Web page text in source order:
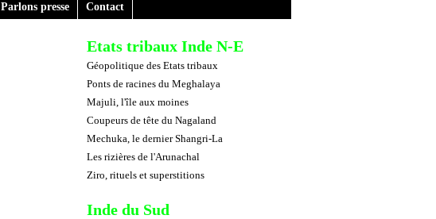
Parlons presse Contact
Etats tribaux Inde N-E
Géopolitique des Etats tribaux
Ponts de racines du Meghalaya
Majuli, l'île aux moines
Coupeurs de tête du Nagaland
Mechuka, le dernier Shangri-La
Les rizières de l'Arunachal
Ziro, rituels et superstitions
Inde du Sud